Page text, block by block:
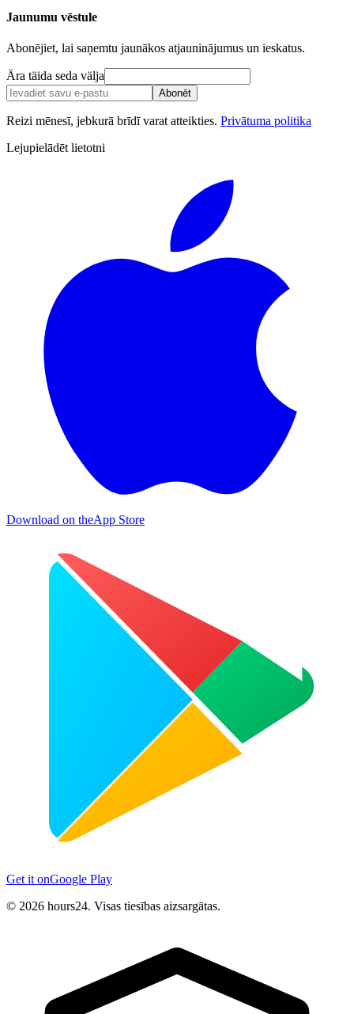
Jaunumu vēstule
Abonējiet, lai saņemtu jaunākos atjauninājumus un ieskatus.
Ära täida seda välja
Abonēt
Reizi mēnesī, jebkurā brīdī varat atteikties. Privātuma politika
Lejupielādēt lietotni
Download on theApp Store
Get it onGoogle Play
© 2026 hours24. Visas tiesības aizsargātas.